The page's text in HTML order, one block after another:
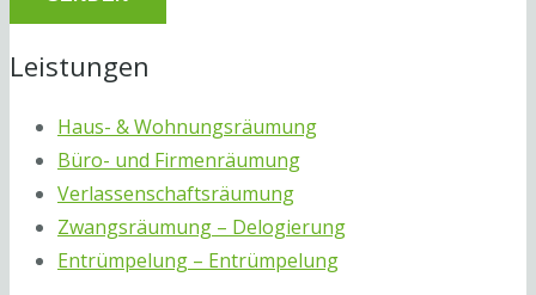
Leistungen
Haus- & Wohnungsräumung
Büro- und Firmenräumung
Verlassenschaftsräumung
Zwangsräumung – Delogierung
Entrümpelung – Entrümpelung